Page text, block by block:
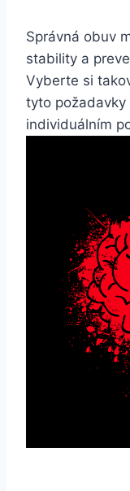
Správná obuv
stability a
Vyberte si
tyto požadavky
individuálním